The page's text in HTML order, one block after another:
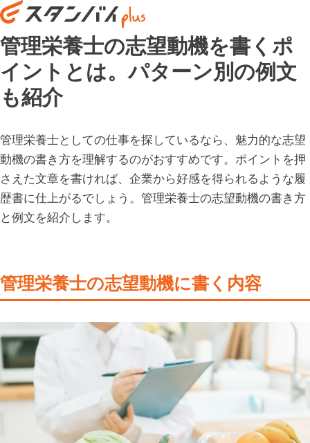
管理栄養士の志望動機を書くポ
イントとは。パターン別の例文
も紹介
管理栄養士としての仕事を探しているなら、魅力的な志望
動機の書き方を理解するのがおすすめです。ポイントを押
さえた文章を書ければ、企業から好感を得られるような履
歴書に仕上がるでしょう。管理栄養士の志望動機の書き方
と例文を紹介します。
管理栄養士の志望動機に書く内容